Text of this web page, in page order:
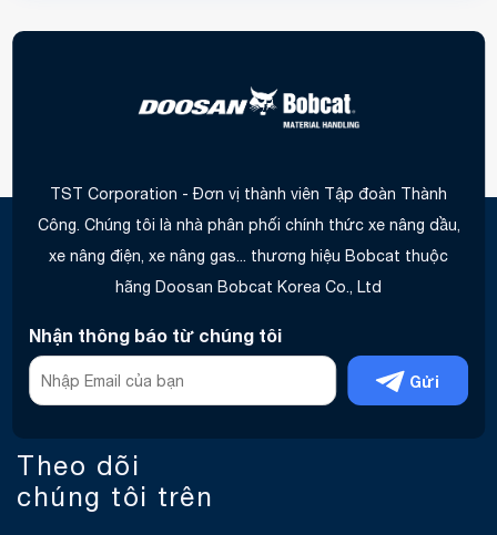
TST Corporation - Đơn vị thành viên Tập đoàn Thành
Công. Chúng tôi là nhà phân phối chính thức xe nâng dầu,
xe nâng điện, xe nâng gas... thương hiệu Bobcat thuộc
hãng Doosan Bobcat Korea Co., Ltd
Nhận thông báo từ chúng tôi
Gửi
Theo dõi
chúng tôi trên